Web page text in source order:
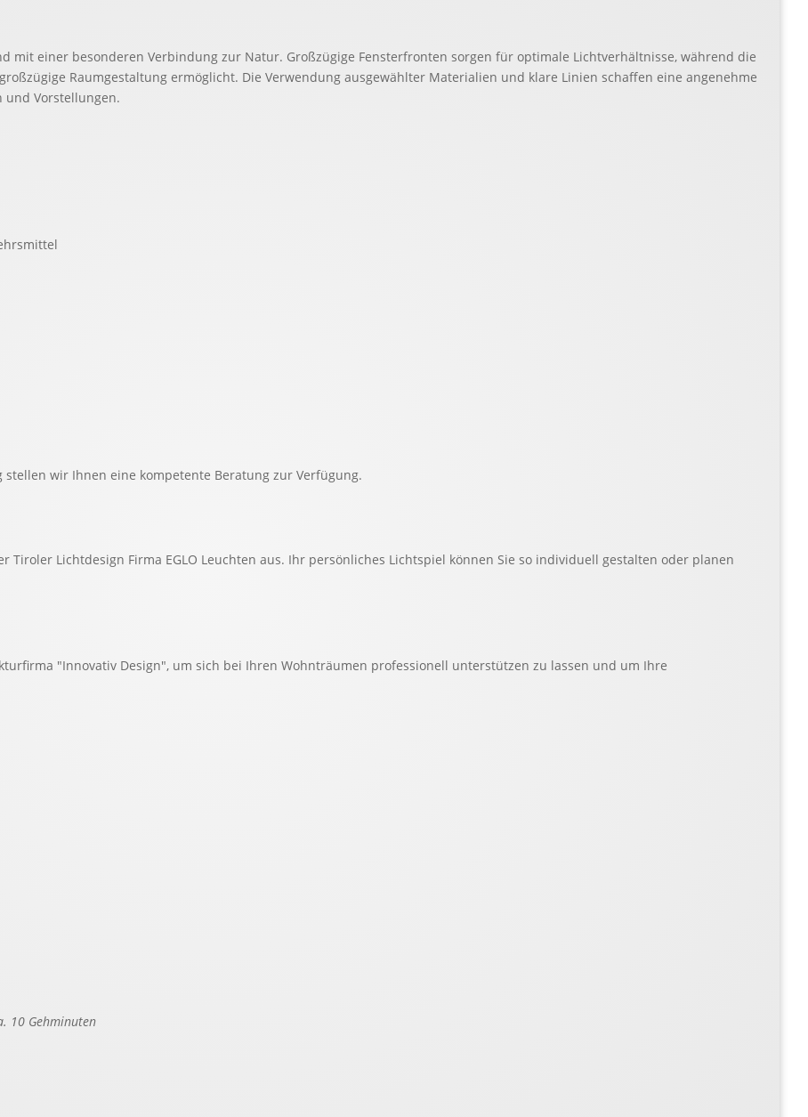
mit einer besonderen Verbindung zur Natur. Großzügige Fensterfronten sorgen für optimale Lichtverhältnisse, während die
Raumgestaltung ermöglicht. Die Verwendung ausgewählter Materialien und klare Linien schaffen eine angenehme
und Vorstellungen.
wir Ihnen eine kompetente Beratung zur Verfügung.
Lichtdesign Firma EGLO Leuchten aus. Ihr persönliches Lichtspiel können Sie so individuell gestalten oder planen
"Innovativ Design", um sich bei Ihren Wohnträumen professionell unterstützen zu lassen und um Ihre
10 Gehminuten